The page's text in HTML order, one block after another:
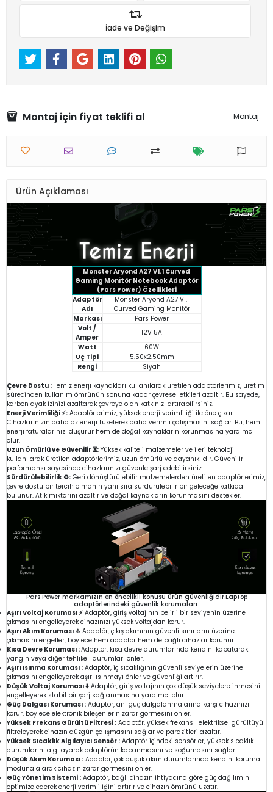
İade ve Değişim
Montaj için fiyat teklifi al Montaj
Ürün Açıklaması
Monster Aryond A27 V1.1 Curved
Gaming Monitör Notebook Adaptör
(Pars Power) Özellikleri
Adaptör
Adı
Monster Aryond A27 V1.1
Curved Gaming Monitör
Markası
Pars Power
Volt /
Amper
12V 5A
Watt
60W
Uç Tipi
5.50x2.50mm
Rengi
Siyah
Çevre Dostu : Temiz enerji kaynakları kullanılarak üretilen adaptörlerimiz, üretim
sürecinden kullanım ömrünün sonuna kadar çevresel etkileri azaltır. Bu sayede,
karbon ayak izinizi azaltarak çevreye olan katkınızı artırabilirsiniz.
Enerji Verimliliği ⚡: Adaptörlerimiz, yüksek enerji verimliliği ile öne çıkar.
Cihazlarınızın daha az enerji tüketerek daha verimli çalışmasını sağlar. Bu, hem
enerji faturalarınızı düşürür hem de doğal kaynakların korunmasına yardımcı
olur.
Uzun Ömürlü ve Güvenilir ⏳: Yüksek kaliteli malzemeler ve ileri teknoloji
kullanılarak üretilen adaptörlerimiz, uzun ömürlü ve dayanıklıdır. Güvenilir
performansı sayesinde cihazlarınızı güvenle şarj edebilirsiniz.
Sürdürülebilirlik ♻️: Geri dönüştürülebilir malzemelerden üretilen adaptörlerimiz,
çevre dostu bir tercih olmanın yanı sıra sürdürülebilir bir geleceğe katkıda
bulunur. Atık miktarını azaltır ve doğal kaynakların korunmasını destekler.
Pars Power markamızın en öncelikli konusu ürün güvenliğidir.Laptop
adaptörlerindeki güvenlik korumaları:
Aşırı Voltaj Koruması ⚡ Adaptör, giriş voltajının belirli bir seviyenin üzerine
çıkmasını engelleyerek cihazınızı yüksek voltajdan korur.
Aşırı Akım Koruması ⚠️Adaptör, çıkış akımının güvenli sınırların üzerine
çıkmasını engeller, böylece hem adaptör hem de bağlı cihazlar korunur.
Kısa Devre Koruması :Adaptör, kısa devre durumlarında kendini kapatarak
yangın veya diğer tehlikeli durumları önler.
Aşırı Isınma Koruması : Adaptör, iç sıcaklığının güvenli seviyelerin üzerine
çıkmasını engelleyerek aşırı ısınmayı önler ve güvenliği artırır.
Düşük Voltaj Koruması ⬇️ Adaptör, giriş voltajının çok düşük seviyelere inmesini
engelleyerek stabil bir şarj sağlanmasına yardımcı olur.
Güç Dalgası Koruması : Adaptör, ani güç dalgalanmalarına karşı cihazınızı
korur, böylece elektronik bileşenlerin zarar görmesini önler.
Yüksek Frekans Gürültü Filtresi : Adaptör, yüksek frekanslı elektriksel gürültüyü
filtreleyerek cihazın düzgün çalışmasını sağlar ve parazitleri azaltır.
Yüksek Sıcaklık Algılayıcı Sensör : Adaptör içindeki sensörler, yüksek sıcaklık
durumlarını algılayarak adaptörün kapanmasını ve soğumasını sağlar.
Düşük Akım Koruması : Adaptör, çok düşük akım durumlarında kendini koruma
moduna alarak cihazın zarar görmesini önler.
Güç Yönetim Sistemi : Adaptör, bağlı cihazın ihtiyacına göre güç dağılımını
optimize ederek enerji verimliliğini artırır ve cihazın ömrünü uzatır.